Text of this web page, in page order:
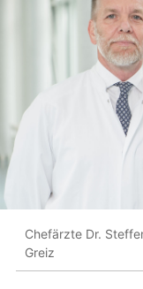
Chefärzte Dr.
Greiz